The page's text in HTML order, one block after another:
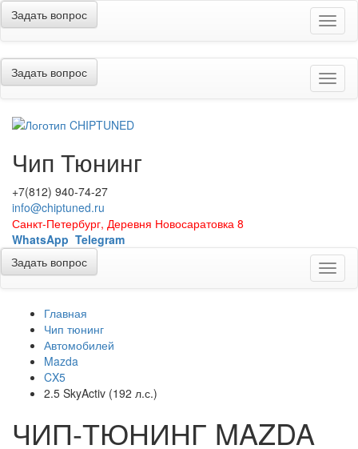
Меню
Задать вопрос
Меню
Задать вопрос
Чип Тюнинг
+7(812) 940-74-27
info@chiptuned.ru
Санкт-Петербург, Деревня Новосаратовка 8
WhatsApp Telegram
Меню
Задать вопрос
Главная
Чип тюнинг
Автомобилей
Mazda
CX5
2.5 SkyActiv (192 л.с.)
ЧИП-ТЮНИНГ MAZDA